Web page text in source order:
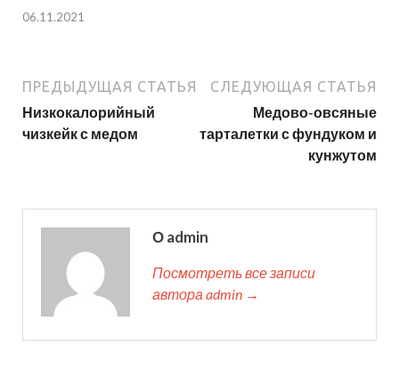
06.11.2021
ПРЕДЫДУЩАЯ СТАТЬЯ
Низкокалорийный
чизкейк с медом
СЛЕДУЮЩАЯ СТАТЬЯ
Медово-овсяные
тарталетки с фундуком и
кунжутом
О admin
Посмотреть все записи
автора admin →